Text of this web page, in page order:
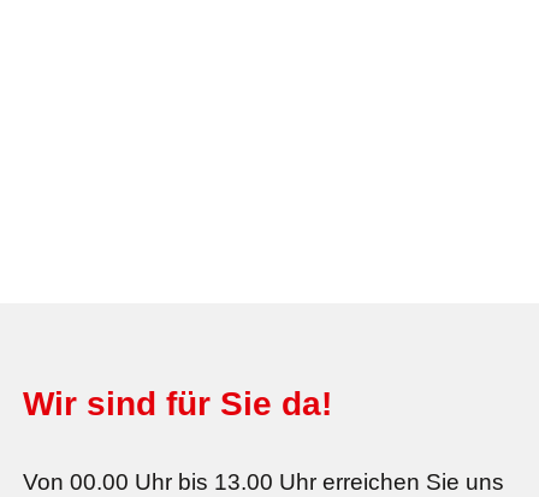
Wir sind für Sie da!
Von 00.00 Uhr bis 13.00 Uhr erreichen Sie uns